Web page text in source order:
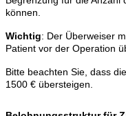
können.
Wichtig: Der Überweiser
Patient vor der Operation
Bitte beachten Sie, dass
1500 € übersteigen.